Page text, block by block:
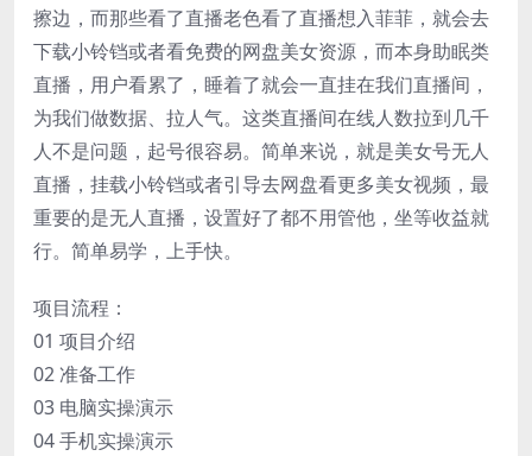
擦边，而那些看了直播老色看了直播想入菲菲，就会去
下载小铃铛或者看免费的网盘美女资源，而本身助眠类
直播，用户看累了，睡着了就会一直挂在我们直播间，
为我们做数据、拉人气。这类直播间在线人数拉到几千
人不是问题，起号很容易。简单来说，就是美女号无人
直播，挂载小铃铛或者引导去网盘看更多美女视频，最
重要的是无人直播，设置好了都不用管他，坐等收益就
行。简单易学，上手快。
项目流程：
01 项目介绍
02 准备工作
03 电脑实操演示
04 手机实操演示